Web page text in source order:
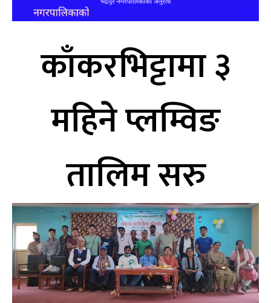
काँकरभिट्टामा ३
महिने प्लम्विङ
तालिम सरु